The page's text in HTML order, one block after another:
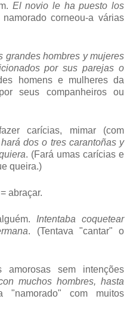
El novio le ha puesto los
namorado corneou-a várias
grandes hombres y mujeres
por sus parejas o
homens e mulheres da
seus companheiros ou
carícias, mimar (com
dos o tres carantoñas y
. (Fará umas carícias e
queira.)
= abraçar.
Intentaba coquetear
. (Tentava "cantar" o
sem intenções
muchos hombres, hasta
"namorado" com muitos